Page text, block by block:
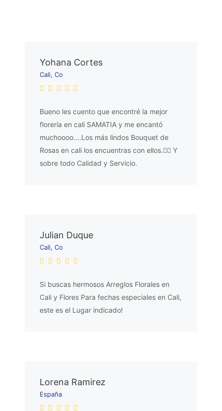
Yohana Cortes
Cali, Co
Bueno les cuento que encontré la mejor
florería en cali SAMATIA y me encantó
muchoooo....Los más lindos Bouquet de
Rosas en cali los encuentras con ellos.👌🏼 Y
sobre todo Calidad y Servicio.
Julian Duque
Cali, Co
Si buscas hermosos Arreglos Florales en
Cali y Flores Para fechas especiales en Cali,
este es el Lugar indicado!
Lorena Ramirez
España